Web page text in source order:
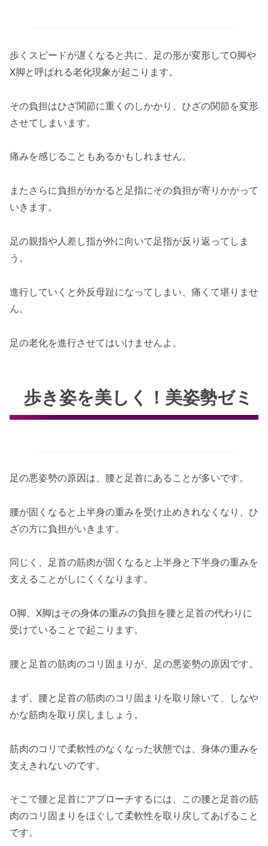
歩くスピードが遅くなると共に、足の形が変形してO脚や
X脚と呼ばれる老化現象が起こります。
その負担はひざ関節に重くのしかかり、ひざの関節を変形
させてしまいます。
痛みを感じることもあるかもしれません。
またさらに負担がかかると足指にその負担が寄りかかって
いきます。
足の親指や人差し指が外に向いて足指が反り返ってしま
う。
進行していくと外反母趾になってしまい、痛くて堪りませ
ん。
足の老化を進行させてはいけませんよ。
歩き姿を美しく！美姿勢ゼミ
足の悪姿勢の原因は、腰と足首にあることが多いです。
腰が固くなると上半身の重みを受け止めきれなくなり、ひ
ざの方に負担がいきます。
同じく、足首の筋肉が固くなると上半身と下半身の重みを
支えることがしにくくなります。
O脚、X脚はその身体の重みの負担を腰と足首の代わりに
受けていることで起こります。
腰と足首の筋肉のコリ固まりが、足の悪姿勢の原因です。
まず、腰と足首の筋肉のコリ固まりを取り除いて、しなや
かな筋肉を取り戻しましょう。
筋肉のコリで柔軟性のなくなった状態では、身体の重みを
支えきれないのです。
そこで腰と足首にアプローチするには、この腰と足首の筋
肉のコリ固まりをほぐして柔軟性を取り戻してあげること
です。